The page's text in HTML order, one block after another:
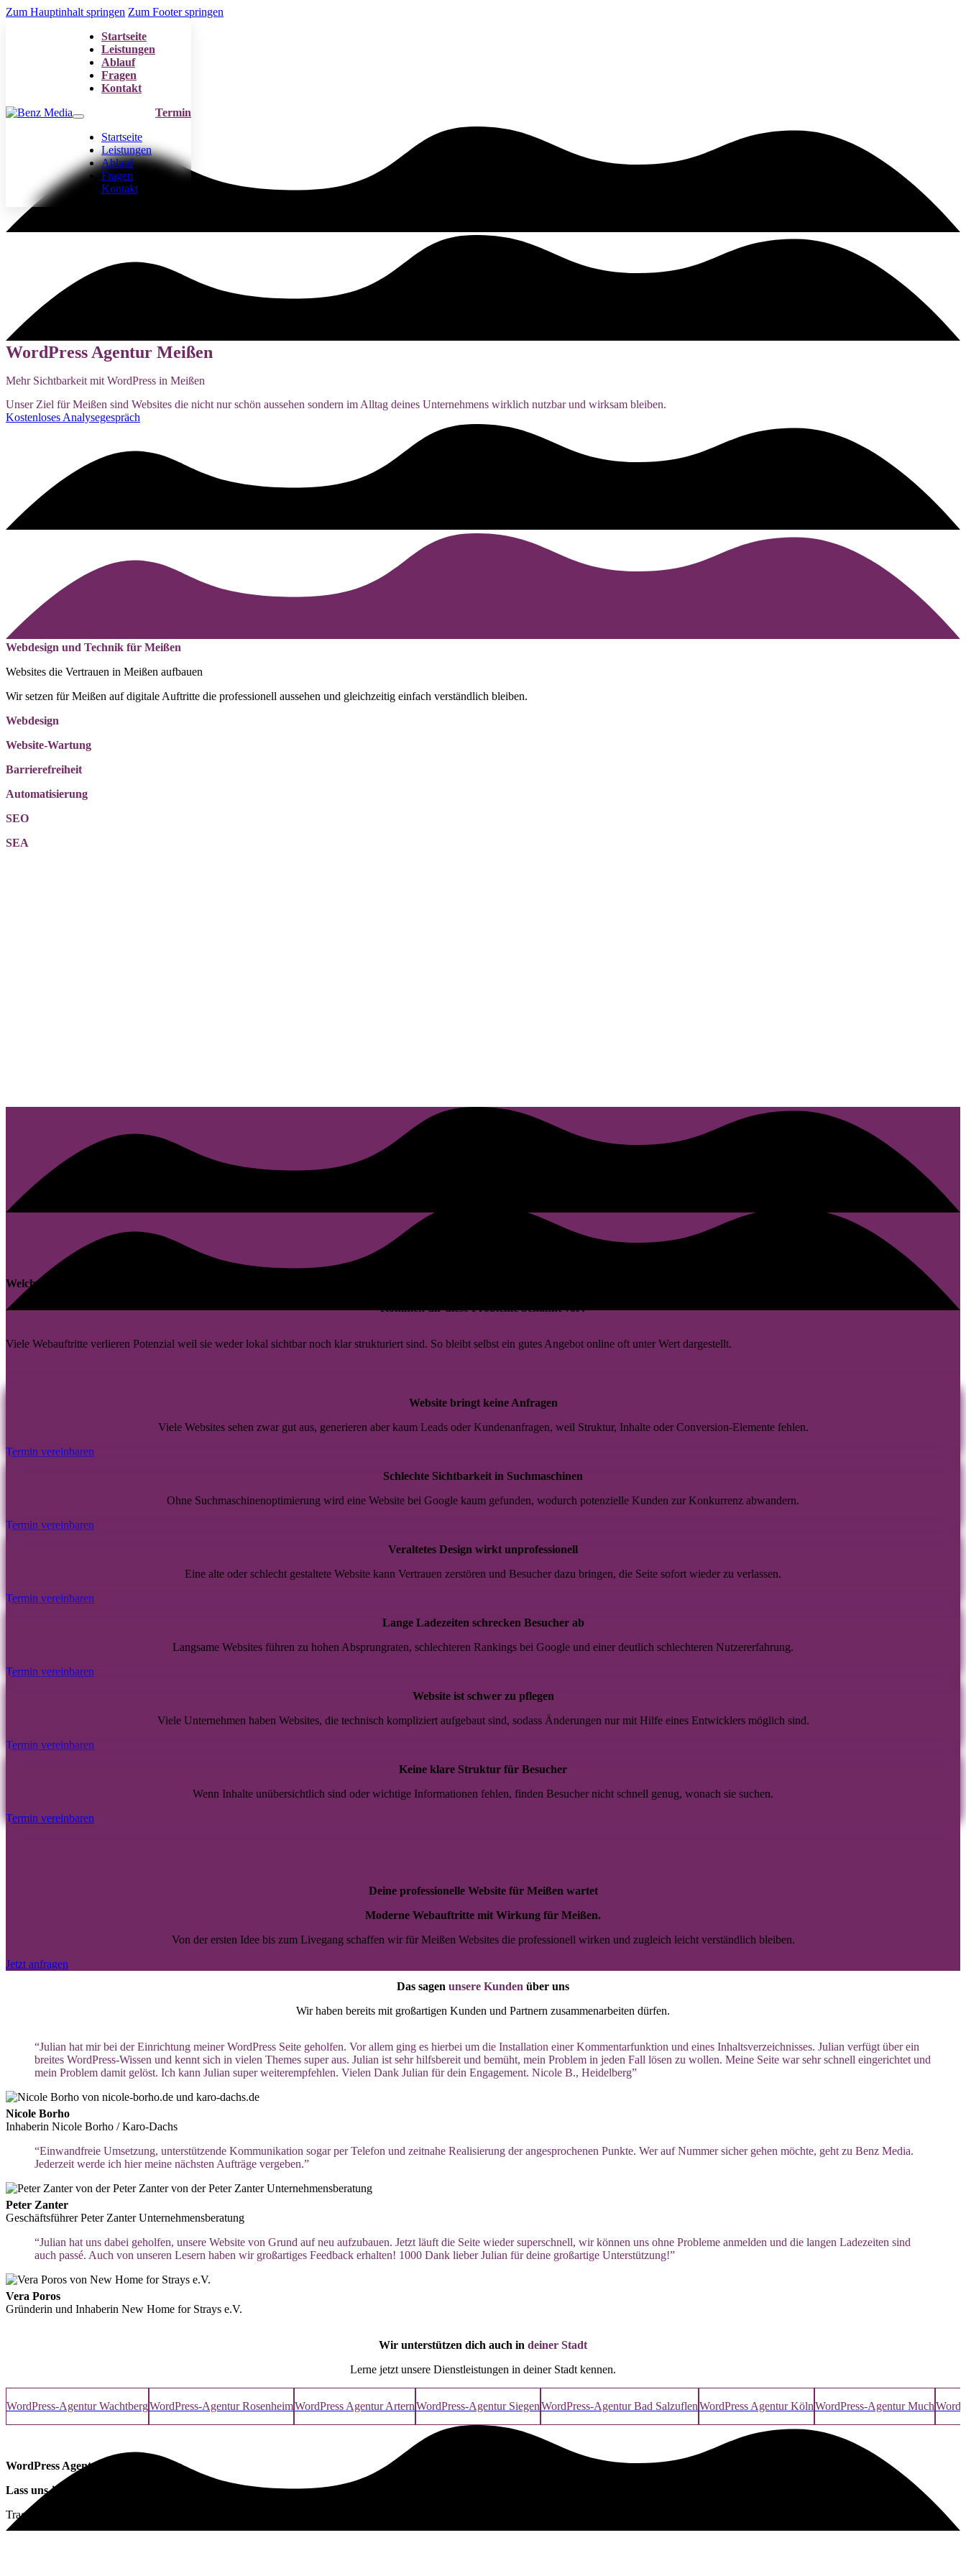
Zum Hauptinhalt springen Zum Footer springen
Startseite
Leistungen
Ablauf
Fragen
Kontakt
Startseite
Leistungen
Ablauf
Fragen
Kontakt
Termin
WordPress Agentur Meißen
Mehr Sichtbarkeit mit WordPress in Meißen
Unser Ziel für Meißen sind Websites die nicht nur schön aussehen sondern im Alltag deines Unternehmens wirklich nutzbar und wirksam bleiben.
Kostenloses Analysegespräch
Webdesign und Technik für Meißen
Websites die Vertrauen in Meißen aufbauen
Wir setzen für Meißen auf digitale Auftritte die professionell aussehen und gleichzeitig einfach verständlich bleiben.
Webdesign
Website-Wartung
Barrierefreiheit
Automatisierung
SEO
SEA
Welche Schwächen viele Websites in Meißen zeigen
Kommen dir diese Probleme bekannt vor?
Viele Webauftritte verlieren Potenzial weil sie weder lokal sichtbar noch klar strukturiert sind. So bleibt selbst ein gutes Angebot online oft unter Wert dargestellt.
Website bringt keine Anfragen
Viele Websites sehen zwar gut aus, generieren aber kaum Leads oder Kundenanfragen, weil Struktur, Inhalte oder Conversion-Elemente fehlen.
Termin vereinbaren
Schlechte Sichtbarkeit in Suchmaschinen
Ohne Suchmaschinenoptimierung wird eine Website bei Google kaum gefunden, wodurch potenzielle Kunden zur Konkurrenz abwandern.
Termin vereinbaren
Veraltetes Design wirkt unprofessionell
Eine alte oder schlecht gestaltete Website kann Vertrauen zerstören und Besucher dazu bringen, die Seite sofort wieder zu verlassen.
Termin vereinbaren
Lange Ladezeiten schrecken Besucher ab
Langsame Websites führen zu hohen Absprungraten, schlechteren Rankings bei Google und einer deutlich schlechteren Nutzererfahrung.
Termin vereinbaren
Website ist schwer zu pflegen
Viele Unternehmen haben Websites, die technisch kompliziert aufgebaut sind, sodass Änderungen nur mit Hilfe eines Entwicklers möglich sind.
Termin vereinbaren
Keine klare Struktur für Besucher
Wenn Inhalte unübersichtlich sind oder wichtige Informationen fehlen, finden Besucher nicht schnell genug, wonach sie suchen.
Termin vereinbaren
Deine professionelle Website für Meißen wartet
Moderne Webauftritte mit Wirkung für Meißen.
Von der ersten Idee bis zum Livegang schaffen wir für Meißen Websites die professionell wirken und zugleich leicht verständlich bleiben.
Jetzt anfragen
Das sagen unsere Kunden über uns
Wir haben bereits mit großartigen Kunden und Partnern zusammenarbeiten dürfen.
“Julian hat mir bei der Einrichtung meiner WordPress Seite geholfen. Vor allem ging es hierbei um die Installation einer Kommentarfunktion und eines Inhaltsverzeichnisses. Julian verfügt über ein
breites WordPress-Wissen und kennt sich in vielen Themes super aus. Julian ist sehr hilfsbereit und bemüht, mein Problem in jeden Fall lösen zu wollen. Meine Seite war sehr schnell eingerichtet und
mein Problem damit gelöst. Ich kann Julian super weiterempfehlen. Vielen Dank Julian für dein Engagement. Nicole B., Heidelberg”
Nicole Borho
Inhaberin Nicole Borho / Karo-Dachs
“Einwandfreie Umsetzung, unterstützende Kommunikation sogar per Telefon und zeitnahe Realisierung der angesprochenen Punkte. Wer auf Nummer sicher gehen möchte, geht zu Benz Media.
Jederzeit werde ich hier meine nächsten Aufträge vergeben.”
Peter Zanter
Geschäftsführer Peter Zanter Unternehmensberatung
“Julian hat uns dabei geholfen, unsere Website von Grund auf neu aufzubauen. Jetzt läuft die Seite wieder superschnell, wir können uns ohne Probleme anmelden und die langen Ladezeiten sind
auch passé. Auch von unseren Lesern haben wir großartiges Feedback erhalten! 1000 Dank lieber Julian für deine großartige Unterstützung!”
Vera Poros
Gründerin und Inhaberin New Home for Strays e.V.
Wir unterstützen dich auch in deiner Stadt
Lerne jetzt unsere Dienstleistungen in deiner Stadt kennen.
WordPress-Agentur WachtbergWordPress-Agentur RosenheimWordPress Agentur ArternWordPress-Agentur SiegenWordPress-Agentur Bad SalzuflenWordPress Agentur KölnWordPress-Agentur Much
WordPress Agentur Meißen
Lass uns jetzt über deine
Trage jetzt deine Kontaktdaten ein und wir melden uns bei dir.